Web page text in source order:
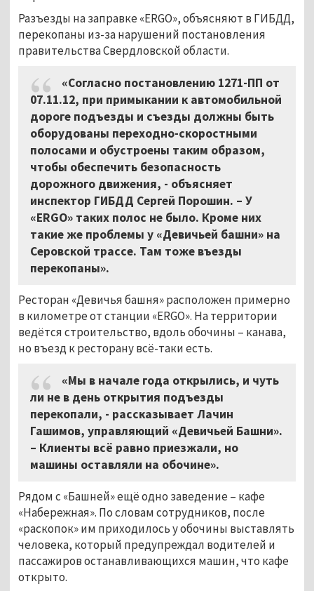
Разъезды на заправке «ERGO», объясняют в ГИБДД,
перекопаны из-за нарушений постановления
правительства Свердловской области.
«Согласно постановлению 1271-ПП от
07.11.12, при примыкании к автомобильной
дороге подъезды и съезды должны быть
оборудованы переходно-скоростными
полосами и обустроены таким образом,
чтобы обеспечить безопасность
дорожного движения, - объясняет
инспектор ГИБДД Сергей Порошин. – У
«ERGO» таких полос не было. Кроме них
такие же проблемы у «Девичьей башни» на
Серовской трассе. Там тоже въезды
перекопаны».
Ресторан «Девичья башня» расположен примерно
в километре от станции «ERGO». На территории
ведётся строительство, вдоль обочины – канава,
но въезд к ресторану всё-таки есть.
«Мы в начале года открылись, и чуть
ли не в день открытия подъезды
перекопали, - рассказывает Лачин
Гашимов, управляющий «Девичьей Башни».
– Клиенты всё равно приезжали, но
машины оставляли на обочине».
Рядом с «Башней» ещё одно заведение – кафе
«Набережная». По словам сотрудников, после
«раскопок» им приходилось у обочины выставлять
человека, который предупреждал водителей и
пассажиров останавливающихся машин, что кафе
открыто.